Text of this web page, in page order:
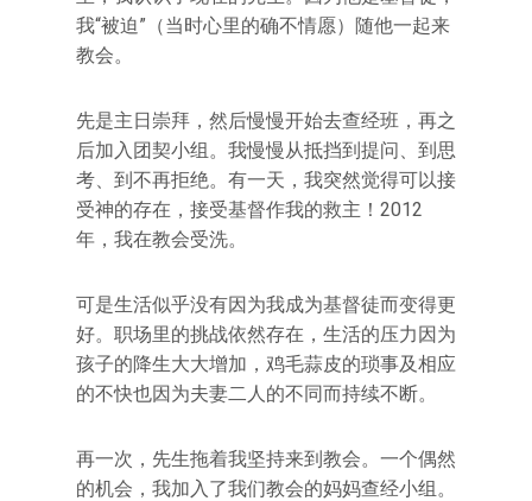
我“被迫”（当时心里的确不情愿）随他一起来
教会。
先是主日崇拜，然后慢慢开始去查经班，再之
后加入团契小组。我慢慢从抵挡到提问、到思
考、到不再拒绝。有一天，我突然觉得可以接
受神的存在，接受基督作我的救主！2012
年，我在教会受洗。
可是生活似乎没有因为我成为基督徒而变得更
好。职场里的挑战依然存在，生活的压力因为
孩子的降生大大增加，鸡毛蒜皮的琐事及相应
的不快也因为夫妻二人的不同而持续不断。
再一次，先生拖着我坚持来到教会。一个偶然
的机会，我加入了我们教会的妈妈查经小组。